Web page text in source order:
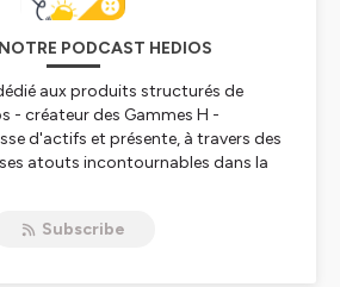
PODCAST HEDIOS
aux produits structurés de
- créateur des Gammes H -
d'actifs et présente, à travers des
atouts incontournables dans la
Subscribe